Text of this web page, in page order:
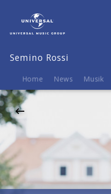
10.12.2026
Aspach,
kleinaspach,
20:30
Semino Rossi
Home News Musik